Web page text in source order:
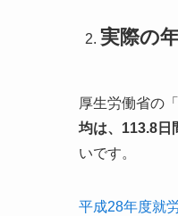
実際の
厚生労働省の
均は、113.8日
いです。
平成28年度就